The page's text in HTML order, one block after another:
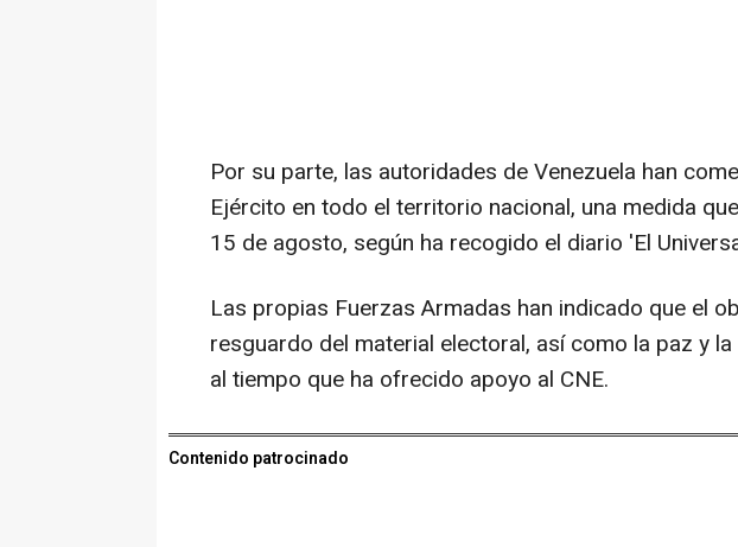
Por su parte, las autoridades de Venezuela han
Ejército en todo el territorio nacional, una medida
15 de agosto, según ha recogido el diario 'El
Las propias Fuerzas Armadas han indicado que el
resguardo del material electoral, así como la paz y
al tiempo que ha ofrecido apoyo al CNE.
Contenido patrocinado